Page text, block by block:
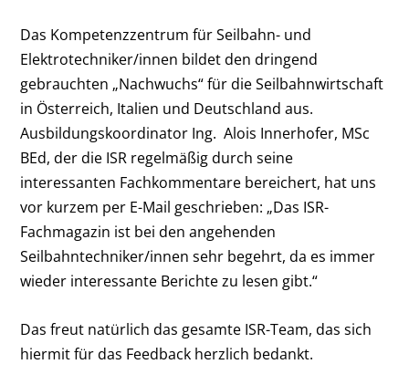
Das Kompetenzzentrum für Seilbahn- und
Elektrotechniker/innen bildet den dringend
gebrauchten „Nachwuchs“ für die Seilbahnwirtschaft
in Österreich, Italien und Deutschland aus.
Ausbildungskoordinator Ing. Alois Innerhofer, MSc
BEd, der die ISR regelmäßig durch seine
interessanten Fachkommentare bereichert, hat uns
vor kurzem per E-Mail geschrieben: „Das ISR-
Fachmagazin ist bei den angehenden
Seilbahntechniker/innen sehr begehrt, da es immer
wieder interessante Berichte zu lesen gibt.“
Das freut natürlich das gesamte ISR-Team, das sich
hiermit für das Feedback herzlich bedankt.